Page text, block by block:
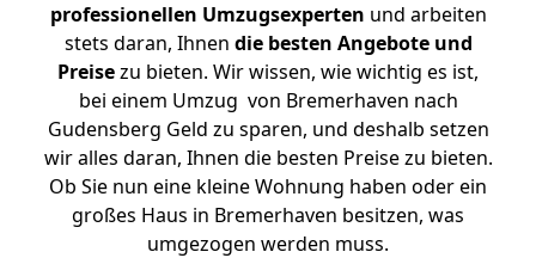
professionellen Umzugsexperten und arbeiten
stets daran, Ihnen die besten Angebote und
Preisezu bieten. Wir wissen, wie wichtig es ist,
bei einem Umzug von Bremerhaven nach
Gudensberg Geld zu sparen, und deshalb setzen
wir alles daran, Ihnen die besten Preise zu bieten.
Ob Sie nun eine kleine Wohnung haben oder ein
großes Haus in Bremerhaven besitzen, was
umgezogen werden muss.